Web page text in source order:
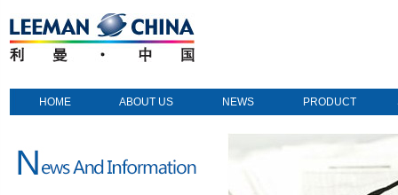
HOME ABOUT US NEWS PRODUCT